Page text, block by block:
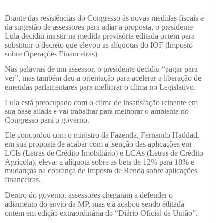
Diante das resistências do Congresso às novas medidas fiscais e
da sugestão de assessores para adiar a proposta, o presidente
Lula decidiu insistir na medida provisória editada ontem para
substituir o decreto que elevou as alíquotas do IOF (Imposto
sobre Operações Financeiras).
Nas palavras de um assessor, o presidente decidiu “pagar para
ver”, mas também deu a orientação para acelerar a liberação de
emendas parlamentares para melhorar o clima no Legislativo.
Lula está preocupado com o clima de insatisfação reinante em
sua base aliada e vai trabalhar para melhorar o ambiente no
Congresso para o governo.
Ele concordou com o ministro da Fazenda, Fernando Haddad,
em sua proposta de acabar com a isenção das aplicações em
LCIs (Letras de Crédito Imobiliário) e LCAs (Letras de Crédito
Agrícola), elevar a alíquota sobre as bets de 12% para 18% e
mudanças na cobrança de Imposto de Renda sobre aplicações
financeiras.
Dentro do governo, assessores chegaram a defender o
adiamento do envio da MP, mas ela acabou sendo editada
ontem em edição extraordinária do “Diário Oficial da União”.